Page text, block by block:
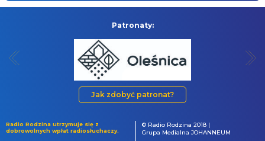
Patronaty:
Jak zdobyć patronat?
Radio Rodzina utrzymuje się z
dobrowolnych wpłat radiosłuchaczy.
© Radio Rodzina 2018 |
Grupa Medialna JOHANNEUM